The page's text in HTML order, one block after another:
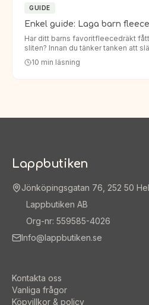
GUIDE
Enkel guide: Laga barn
Har ditt barns favoritfleecedräkt
sliten? Innan du tänker tanken att
enklare än du tror att laga den. Att
10 min läsning
Lappbutiken
Jönköpingsgatan 76, 252 50
Lappbutiken AB
Org-nr: 559585-4026
Info@lappbutiken.se
Kontakta oss
Vanliga frågor
Köpvillkor & policy